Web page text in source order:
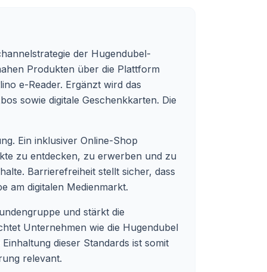
der Hugendubel-
Produkten über die Plattform
e-Reader. Ergänzt wird das
sowie digitale Geschenkkarten. Die
Ein inklusiver Online-Shop
zu entdecken, zu erwerben und zu
Barrierefreiheit stellt sicher, dass
am digitalen Medienmarkt.
und stärkt die
Unternehmen wie die Hugendubel
dieser Standards ist somit
relevant.